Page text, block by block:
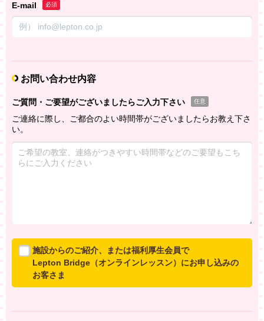
E-mail 必須
お問い合わせ内容
ご質問・ご要望がございましたらご入力下さい 任意
ご連絡に際し、ご都合のよい時間帯がございましたらお教え下さ
い。
施設からのご紹介、または福利厚生会員で
Lepton Bridge（オンラインレッスン）にお申し込みの
お客さま
いいたします。